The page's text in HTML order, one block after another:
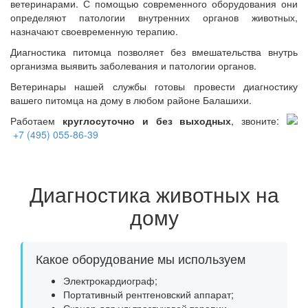
ветеринарами. С помощью современного оборудования они
определяют патологии внутренних органов животных,
назначают своевременную терапию.
Диагностика питомца позволяет без вмешательства внутрь
организма выявить заболевания и патологии органов.
Ветеринары нашей службы готовы провести диагностику
вашего питомца на дому в любом районе Балашихи.
Работаем круглосуточно и без выходных, звоните:
+7 (495) 055-86-39
Диагностика животных на
дому
Какое оборудование мы используем
Электрокардиограф;
Портативный рентгеновский аппарат;